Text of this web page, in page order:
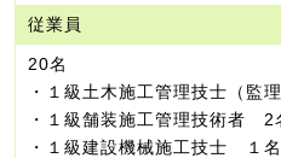
従業員
20名
・１級土木施工管理技士（監
・１級舗装施工管理技術者 2
・１級建設機械施工技士 １名